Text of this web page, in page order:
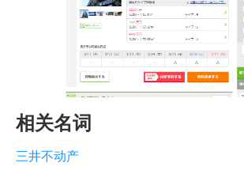
相关名词
三井不动产